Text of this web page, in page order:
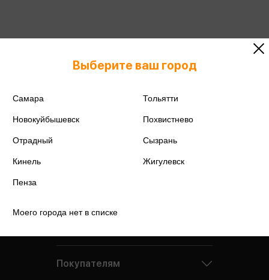
Подробнее о дисконтной карте
Выберите ваш город
Самара Тольятти
Новокуйбышевск Похвистнево
Отрадный Сызрань
Кинель Жигулевск
Пенза
Моего города нет в списке
Покупателям